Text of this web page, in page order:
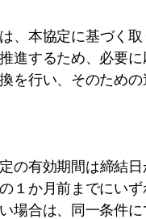
、本協定に基づく取
進するため、必要
を行い、そのため
の有効期間は締結日
１か月前までにい
場合は、同一条件